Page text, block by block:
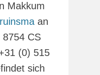
Makkum
an
CS
(0) 515
sich